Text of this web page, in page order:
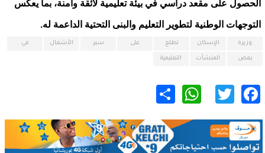
الحصول على مقعد دراسي في بيئة تعليمية لائقة وآمنة، بما يعكس
التوجهات الوطنية لتطوير التعليم والبنى التحتية الداعمة له.
وزيرة الإسكان تطلع على سير الأشغال في
بعض المنشآت التعليمية
Facebook
Twitter
WhatsApp